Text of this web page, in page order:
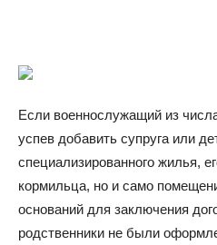
Если военнослужащий из
успев добавить супруга или
специализированного жилья,
кормильца, но и само
оснований для заключения
родственники не были